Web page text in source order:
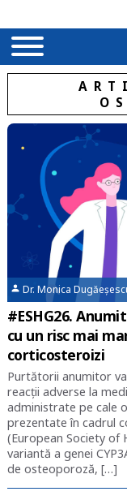
Dr. Monica
#ESHG26.
cu un risc mai
corticosteroizi
Purtătorii anumitor
reacții adverse la
administrate pe cale
prezentate în cadrul
(European Society of
variantă a genei
de osteoporoză, […]